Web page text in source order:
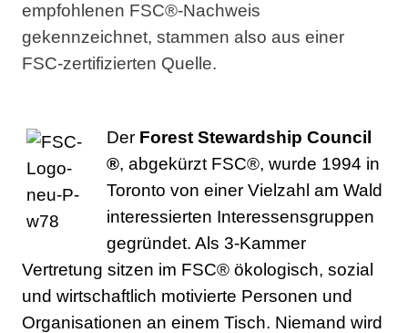
empfohlenen FSC®-Nachweis
gekennzeichnet, stammen also aus einer
FSC-zertifizierten Quelle.
Der Forest Stewardship Council
®, abgekürzt FSC®, wurde 1994 in
Toronto von einer Vielzahl am Wald
interessierten Interessensgruppen
gegründet. Als 3-Kammer
Vertretung sitzen im FSC® ökologisch, sozial
und wirtschaftlich motivierte Personen und
Organisationen an einem Tisch. Niemand wird